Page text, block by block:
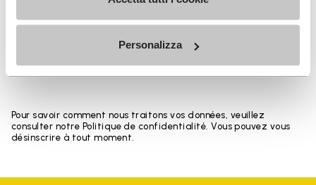
Personalizza
Jai pris connaissance de laPolitique de
traitement de mes données personnelles afin de
recevoir des communications personnalisées
Pour savoir comment nous traitons vos données, veuillez
consulter notre Politique de confidentialité. Vous pouvez vous
désinscrire à tout moment.